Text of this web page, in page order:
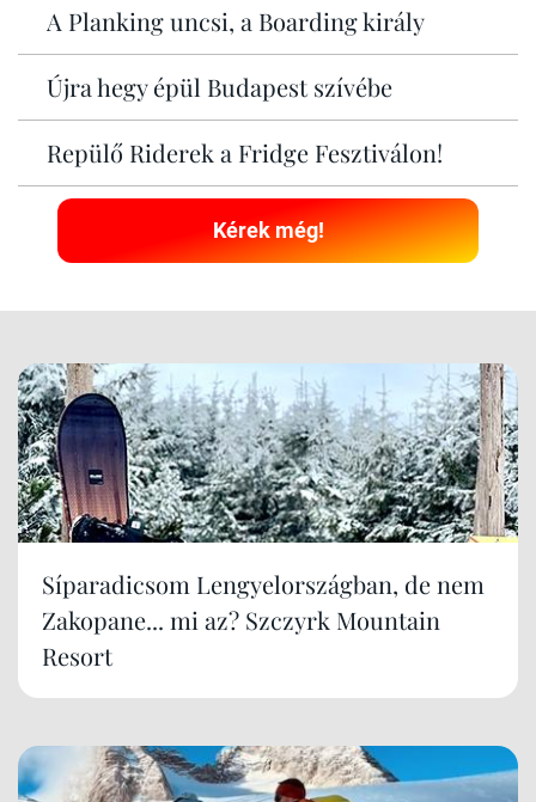
A Planking uncsi, a Boarding király
Újra hegy épül Budapest szívébe
Repülő Riderek a Fridge Fesztiválon!
Kérek még!
Síparadicsom Lengyelországban, de nem
Zakopane... mi az? Szczyrk Mountain
Resort